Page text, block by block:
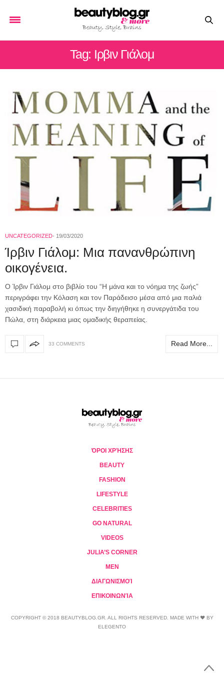
Tag: Ιρβιν Γιάλομ
UNCATEGORIZED 19/03/2020
Ίρβιν Γιάλομ: Μια πανανθρώπινη
οικογένεια.
Ο Ίρβιν Γιάλομ στο βιβλίο του “Η μάνα και το νόημα της ζωής”
περιγράφει την Κόλαση και τον Παράδεισο μέσα από μια παλιά
χασιδική παραβολή κι όπως την διηγήθηκε η συνεργάτιδα του
Πώλα, στη διάρκεια μιας ομαδικής θεραπείας.
33 COMMENTS Read More...
ΌΡΟΙ ΧΡΉΣΗΣ
BEAUTY
FASHION
LIFESTYLE
CELEBRITIES
GO NATURAL
VIDEOS
JULIA’S CORNER
MEN
ΔΙΑΓΩΝΙΣΜΟΊ
ΕΠΙΚΟΙΝΩΝΊΑ
COPYRIGHT © 2018 BEAUTYBLOG.GR. ALL RIGHTS RESERVED. MADE WITH ❤ BY
ELEGENTO